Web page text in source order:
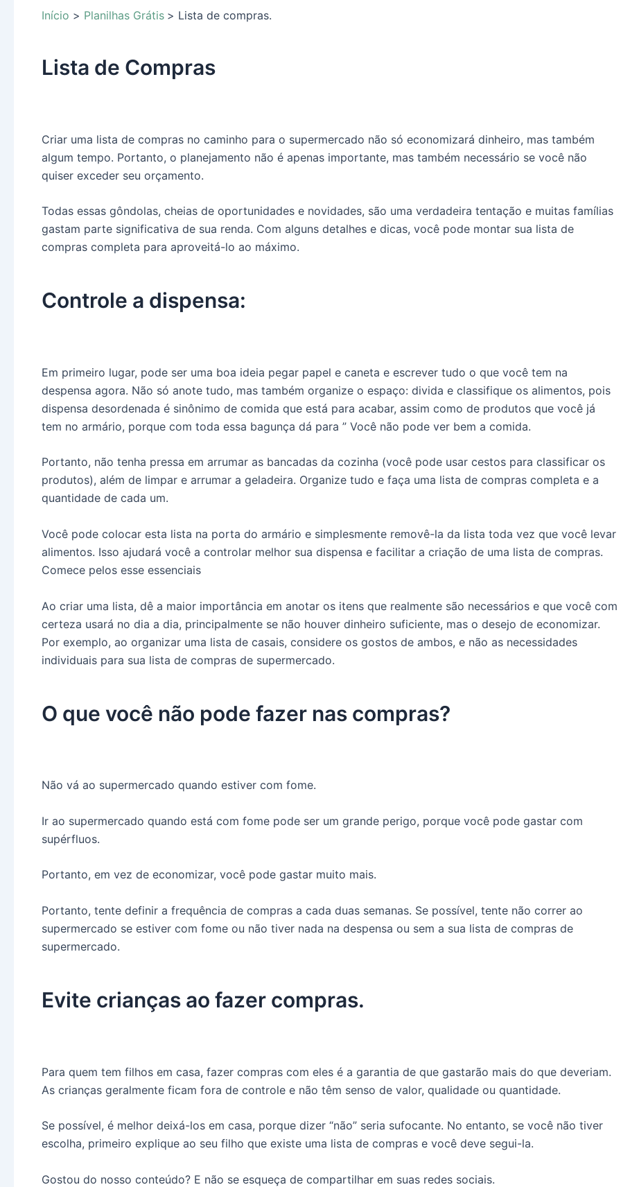
Início Planilhas Grátis Lista de compras.
Lista de Compras
Criar uma lista de compras no caminho para o supermercado não só economizará dinheiro, mas também
algum tempo. Portanto, o planejamento não é apenas importante, mas também necessário se você não
quiser exceder seu orçamento.
Todas essas gôndolas, cheias de oportunidades e novidades, são uma verdadeira tentação e muitas famílias
gastam parte significativa de sua renda. Com alguns detalhes e dicas, você pode montar sua lista de
compras completa para aproveitá-lo ao máximo.
Controle a dispensa:
Em primeiro lugar, pode ser uma boa ideia pegar papel e caneta e escrever tudo o que você tem na
despensa agora. Não só anote tudo, mas também organize o espaço: divida e classifique os alimentos, pois
dispensa desordenada é sinônimo de comida que está para acabar, assim como de produtos que você já
tem no armário, porque com toda essa bagunça dá para ” Você não pode ver bem a comida.
Portanto, não tenha pressa em arrumar as bancadas da cozinha (você pode usar cestos para classificar os
produtos), além de limpar e arrumar a geladeira. Organize tudo e faça uma lista de compras completa e a
quantidade de cada um.
Você pode colocar esta lista na porta do armário e simplesmente removê-la da lista toda vez que você levar
alimentos. Isso ajudará você a controlar melhor sua dispensa e facilitar a criação de uma lista de compras.
Comece pelos esse essenciais
Ao criar uma lista, dê a maior importância em anotar os itens que realmente são necessários e que você com
certeza usará no dia a dia, principalmente se não houver dinheiro suficiente, mas o desejo de economizar.
Por exemplo, ao organizar uma lista de casais, considere os gostos de ambos, e não as necessidades
individuais para sua lista de compras de supermercado.
O que você não pode fazer nas compras?
Não vá ao supermercado quando estiver com fome.
Ir ao supermercado quando está com fome pode ser um grande perigo, porque você pode gastar com
supérfluos.
Portanto, em vez de economizar, você pode gastar muito mais.
Portanto, tente definir a frequência de compras a cada duas semanas. Se possível, tente não correr ao
supermercado se estiver com fome ou não tiver nada na despensa ou sem a sua lista de compras de
supermercado.
Evite crianças ao fazer compras.
Para quem tem filhos em casa, fazer compras com eles é a garantia de que gastarão mais do que deveriam.
As crianças geralmente ficam fora de controle e não têm senso de valor, qualidade ou quantidade.
Se possível, é melhor deixá-los em casa, porque dizer “não” seria sufocante. No entanto, se você não tiver
escolha, primeiro explique ao seu filho que existe uma lista de compras e você deve segui-la.
Gostou do nosso conteúdo? E não se esqueça de compartilhar em suas redes sociais.